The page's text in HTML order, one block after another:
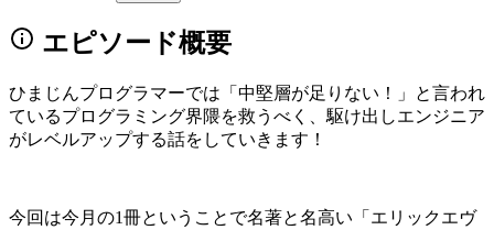
エピソード概要
ひまじんプログラマーでは「中堅層が足りない！」と言われ
ているプログラミング界隈を救うべく、駆け出しエンジニア
がレベルアップする話をしていきます！
今回は今月の1冊ということで名著と名高い「エリックエヴ